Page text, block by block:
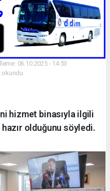
06.10.2025 - 14:53
okundu.
hizmet binasıyla ilgili
olduğunu söyledi.